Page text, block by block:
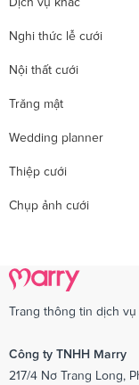
Nghi thức lễ cưới
Nội thất cưới
Trăng mật
Wedding planner
Thiệp cưới
Chụp ảnh cưới
Trang thông tin dịch
Công ty TNHH Marry
217/4 Nơ Trang Long,